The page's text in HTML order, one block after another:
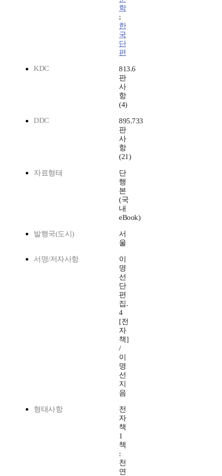
학
;
한
국
단
편
KDC
813.6
판
사
항
(4)
DDC
895.733
판
사
항
(21)
자료형태
단
행
본
(국
내
eBook)
발행국(도시)
서
울
서명/저자사항
이
명
선
단
편
집.
4
[전
자
책]
/
이
명
선
지
음
형태사항
전
자
책
1
책
:
천
연